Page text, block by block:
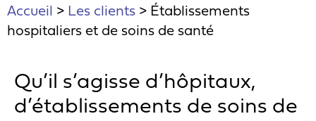
Accueil > Les clients > Établissements
hospitaliers et de soins de santé
Qu’il s’agisse d’hôpitaux,
d’établissements de soins de